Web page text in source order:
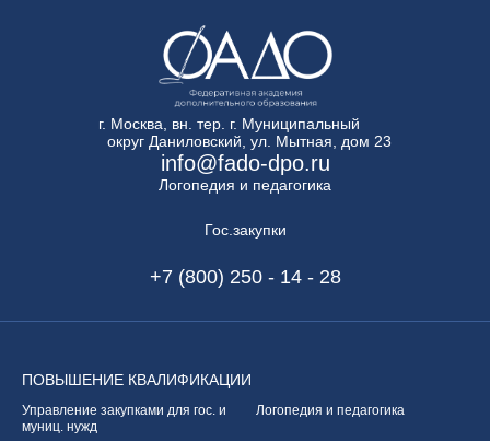
г. Москва, вн. тер. г. Муниципальный
округ Даниловский, ул. Мытная, дом 23
info@fado-dpo.ru
Логопедия и педагогика
Гос.закупки
+7 (800) 250 - 14 - 28
ПОВЫШЕНИЕ КВАЛИФИКАЦИИ
Управление закупками для гос. и
муниц. нужд
Логопедия и педагогика